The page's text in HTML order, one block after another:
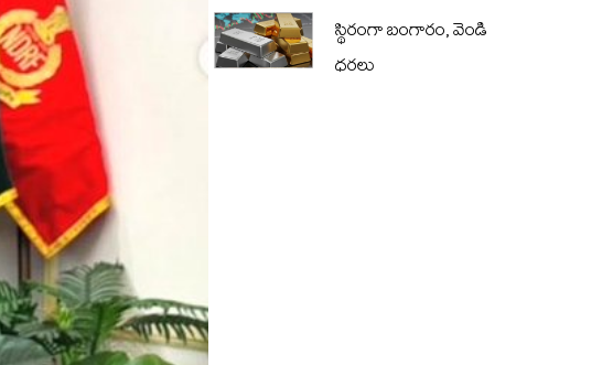
స్థిరంగా బంగారం, వెండి
ధరలు